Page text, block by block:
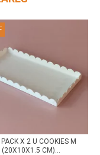
X 2 U COOKIES M
(20X10X1.5 CM)...